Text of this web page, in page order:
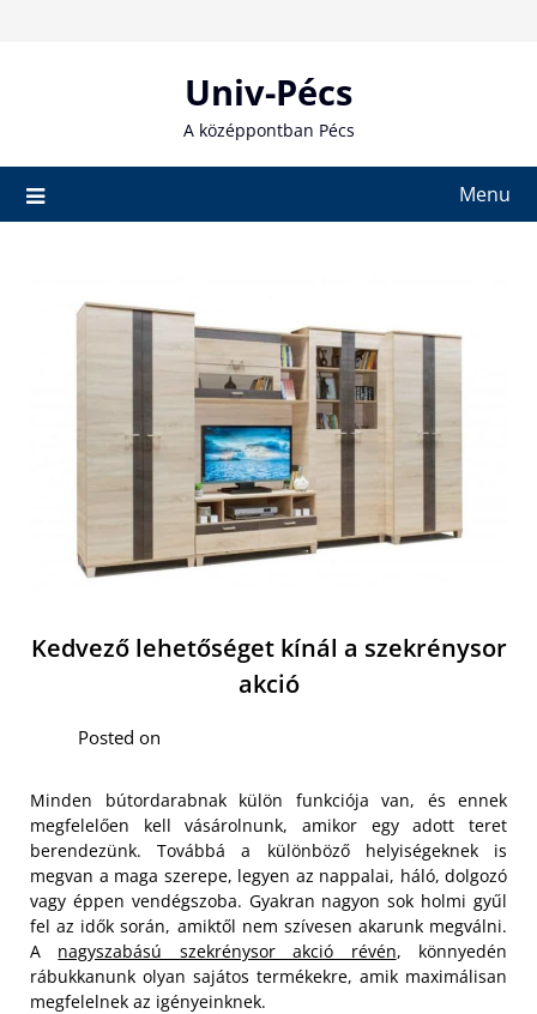
Univ-Pécs
A középpontban Pécs
Menu
Kedvező lehetőséget kínál a szekrénysor
akció
Posted on
Minden bútordarabnak külön funkciója van, és ennek
megfelelően kell vásárolnunk, amikor egy adott teret
berendezünk. Továbbá a különböző helyiségeknek is
megvan a maga szerepe, legyen az nappalai, háló, dolgozó
vagy éppen vendégszoba. Gyakran nagyon sok holmi gyűl
fel az idők során, amiktől nem szívesen akarunk megválni.
A nagyszabású szekrénysor akció révén, könnyedén
rábukkanunk olyan sajátos termékekre, amik maximálisan
megfelelnek az igényeinknek.